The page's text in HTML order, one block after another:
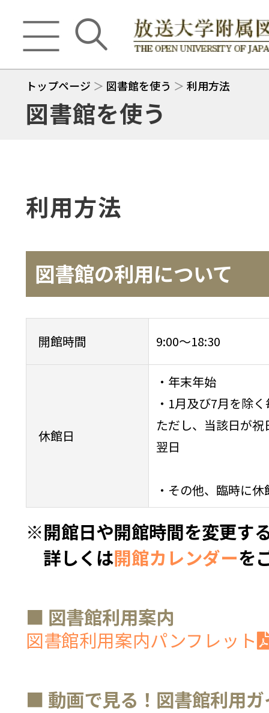
トップページ ＞ 図書館を使う ＞ 利用方法
図書館を使う
利用方法
図書館の利用について
開館時間 9:00～18:30
休館日
・年末年始
・1月及び7月を除
ただし、当該日が
翌日
・その他、臨時に
※開館日や開館時間を変更す
詳しくは開館カレンダーを
■ 図書館利用案内
図書館利用案内パンフレット
■ 動画で見る！図書館利用